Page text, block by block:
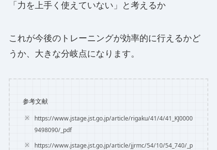
「力を上手く使えていない」と考えるか
これが今後のトレーニングが効率的に行えるかど
うか、大きな分岐点になります。
参考文献
https://www.jstage.jst.go.jp/article/rigaku/41/4/41_KJ0000
9498090/_pdf
https://www.jstage.jst.go.jp/article/jjrmc/54/10/54_740/_p